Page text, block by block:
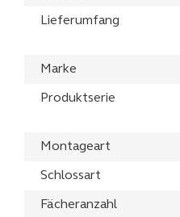
Lieferumfang
Marke
Produktserie
Montageart
Schlossart
Fächeranzahl